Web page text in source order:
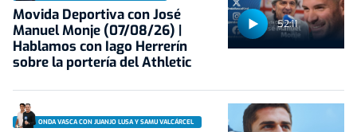
52:11
Movida Deportiva con José
Manuel Monje (07/08/26) |
Hablamos con Iago Herrerín
sobre la portería del Athletic
ONDA VASCA CON JUANJO LUSA Y SAMU VALCÁRCEL